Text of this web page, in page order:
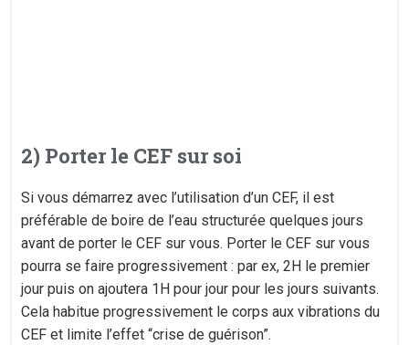
2) Porter le CEF sur soi
Si vous démarrez avec l’utilisation d’un CEF, il est
préférable de boire de l’eau structurée quelques jours
avant de porter le CEF sur vous. Porter le CEF sur vous
pourra se faire progressivement : par ex, 2H le premier
jour puis on ajoutera 1H pour jour pour les jours suivants.
Cela habitue progressivement le corps aux vibrations du
CEF et limite l’effet “crise de guérison”.